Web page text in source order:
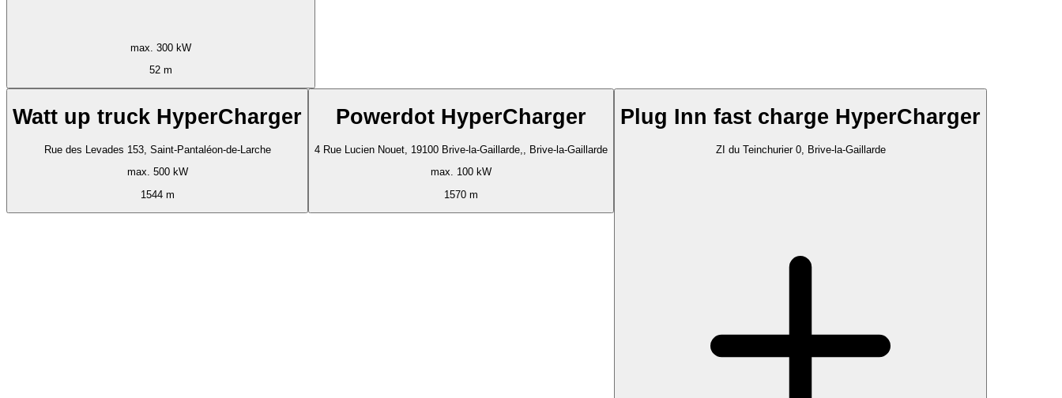
max. 300 kW
52 m
Watt up truck HyperCharger
Rue des Levades 153, Saint-Pantaléon-de-Larche
max. 500 kW
1544 m
Powerdot HyperCharger
4 Rue Lucien Nouet, 19100 Brive-la-Gaillarde,, Brive-la-Gaillarde
max. 100 kW
1570 m
Plug Inn fast charge HyperCharger
ZI du Teinchurier 0, Brive-la-Gaillarde